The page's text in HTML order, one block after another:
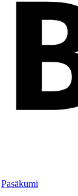
Pasākumi